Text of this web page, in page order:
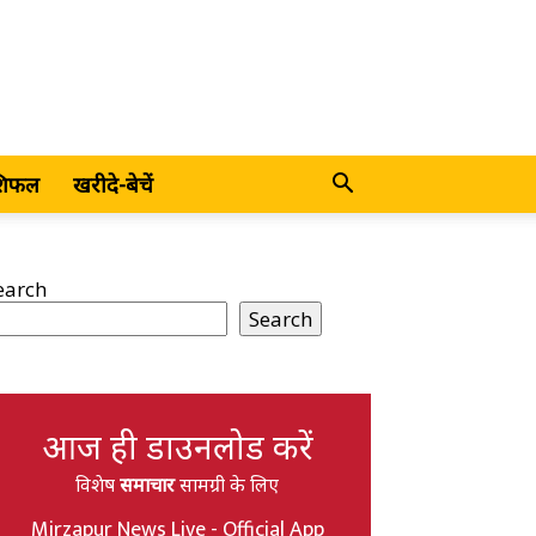
खरीदे-बेचें
Search
आज ही डाउनलोड करें
विशेषसमाचारसामग्री के लिए